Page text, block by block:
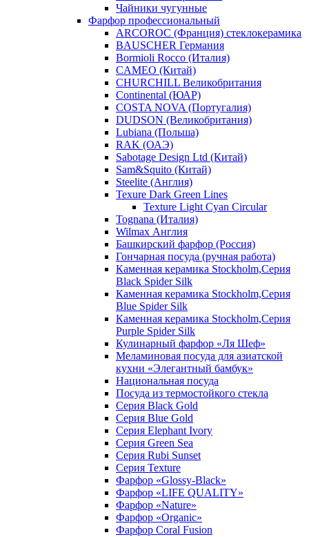
Чайники чугунные
Фарфор профессиональный
ARCOROC (Франция) стеклокерамика
BAUSCHER Германия
Bormioli Rocco (Италия)
CAMEO (Китай)
CHURCHILL Великобритания
Continental (ЮАР)
COSTA NOVA (Португалия)
DUDSON (Великобритания)
Lubiana (Польша)
RAK (ОАЭ)
Sabotage Design Ltd (Китай)
Sam&Squito (Китай)
Steelite (Англия)
Texure Dark Green Lines
Texture Light Cyan Circular
Tognana (Италия)
Wilmax Англия
Башкирский фарфор (Россия)
Гончарная посуда (ручная работа)
Каменная керамика Stockholm,Серия
Black Spider Silk
Каменная керамика Stockholm,Серия
Blue Spider Silk
Каменная керамика Stockholm,Серия
Purple Spider Silk
Кулинарный фарфор «Ля Шеф»
Меламиновая посуда для азиатской
кухни «Элегантный бамбук»
Национальная посуда
Посуда из термостойкого стекла
Серия Black Gold
Серия Blue Gold
Серия Elephant Ivory
Серия Green Sea
Серия Rubi Sunset
Серия Texture
Фарфор «Glossy-Black»
Фарфор «LIFE QUALITY»
Фарфор «Nature»
Фарфор «Organic»
Фарфор Coral Fusion